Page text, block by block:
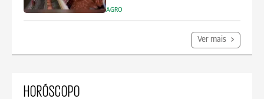
AGRO
Ver mais
HORÓSCOPO